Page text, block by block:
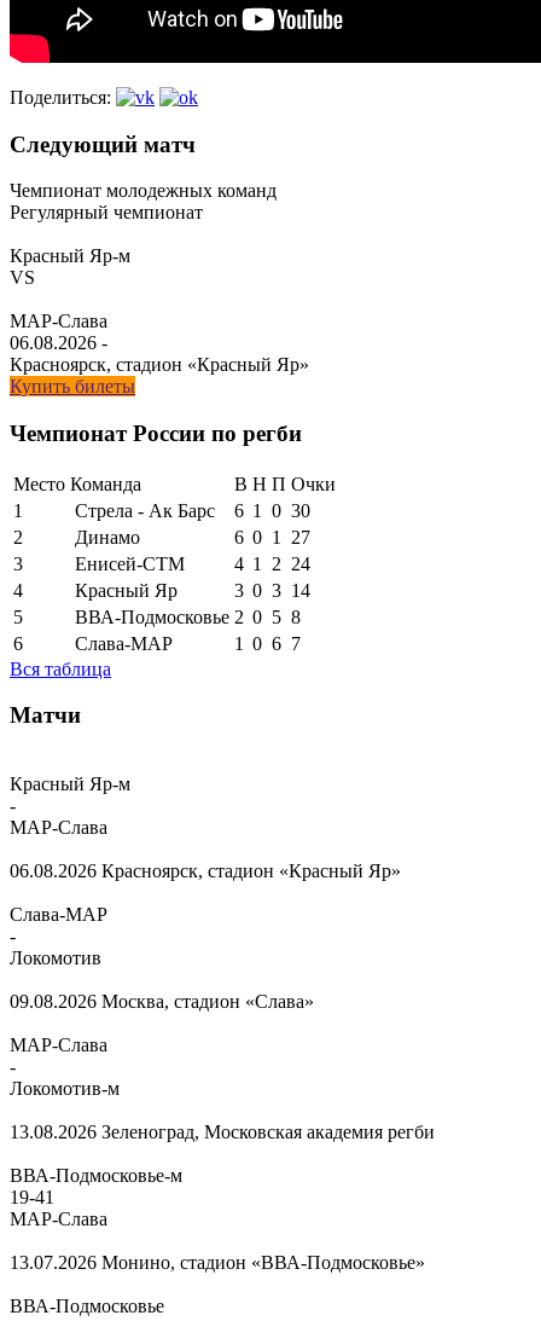
Поделиться:
Следующий матч
Чемпионат молодежных команд
Регулярный чемпионат
Красный Яр-м
VS
МАР-Слава
06.08.2026 -
Красноярск, стадион «Красный Яр»
Купить билеты
Чемпионат России по регби
Место Команда В Н П Очки
1
Стрела - Ак Барс 6 1 0 30
2
Динамо 6 0 1
27
3
Енисей-СТМ 4 1 2 24
4
Красный Яр 3 0 3 14
5
ВВА-Подмосковье 2 0 5 8
6
Слава-МАР 1 0 6 7
Вся таблица
Матчи
Красный Яр-м
-
МАР-Слава
06.08.2026 Красноярск, стадион «Красный Яр»
Слава-МАР
-
Локомотив
09.08.2026 Москва, стадион «Слава»
МАР-Слава
-
Локомотив-м
13.08.2026 Зеленоград, Московская академия регби
ВВА-Подмосковье-м
19-41
МАР-Слава
13.07.2026 Монино, стадион «ВВА-Подмосковье»
ВВА-Подмосковье